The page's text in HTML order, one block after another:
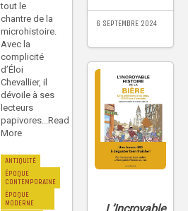
6 SEPTEMBRE 2024
tout le
chantre de la
microhistoire.
Avec la
complicité
d’Éloi
Chevallier, il
dévoile à ses
lecteurs
papivores...Read
More
ANTIQUITÉ
ÉPOQUE
CONTEMPORAINE
ÉPOQUE
MODERNE